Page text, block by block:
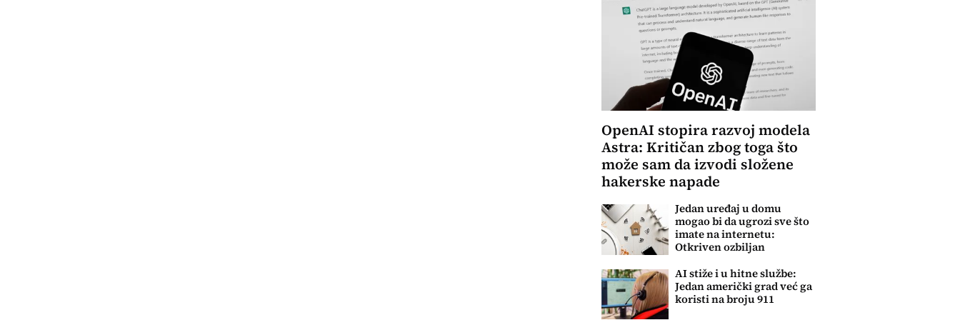
OpenAI stopira razvoj modela
Astra: Kritičan zbog toga što
može sam da izvodi složene
hakerske napade
Jedan uređaj u domu
mogao bi da ugrozi sve što
imate na internetu:
Otkriven ozbiljan
AI stiže i u hitne službe:
Jedan američki grad već ga
koristi na broju 911